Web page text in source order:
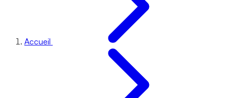
Accueil